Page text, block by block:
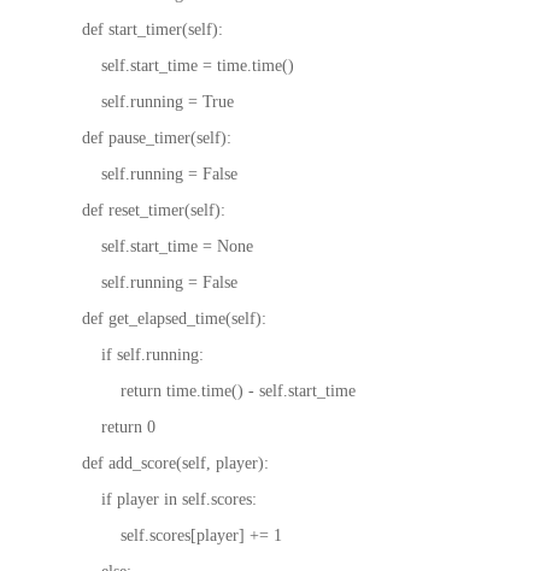
def start_timer(self):
self.start_time = time.time()
self.running = True
def pause_timer(self):
self.running = False
def reset_timer(self):
self.start_time = None
self.running = False
def get_elapsed_time(self):
if self.running:
return time.time() - self.start_time
return 0
def add_score(self, player):
if player in self.scores:
self.scores[player] += 1